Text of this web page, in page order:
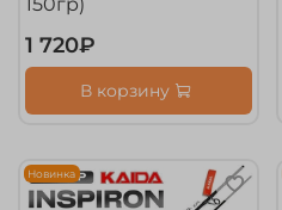
1 720₽
В корзину
Новинка